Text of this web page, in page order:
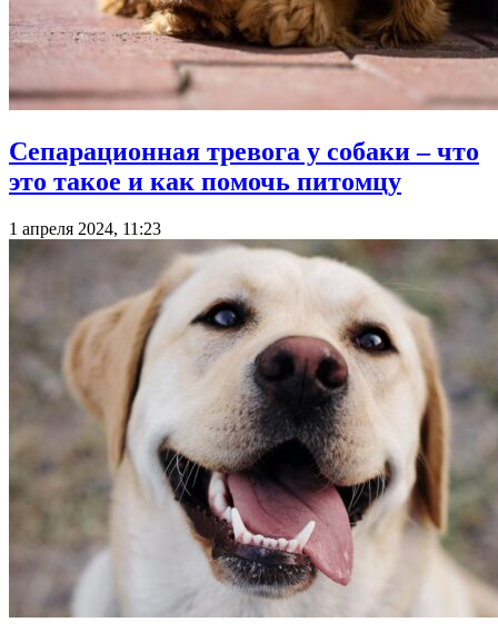
Сепарационная тревога у собаки – что
это такое и как помочь питомцу
1 апреля 2024, 11:23